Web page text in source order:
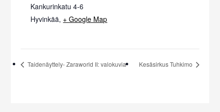
Kankurinkatu 4-6
Hyvinkää, + Google Map
Taidenäyttely- Zaraworld II: valokuvia Kesäsirkus Tuhkimo